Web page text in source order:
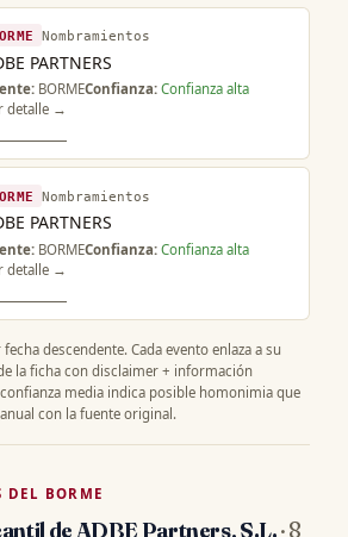
Nombramientos
PARTNERS
BORMEConfianza: Confianza alta
detalle →
Nombramientos
PARTNERS
BORMEConfianza: Confianza alta
detalle →
descendente. Cada evento enlaza a su
la ficha con disclaimer + información
media indica posible homonimia que
con la fuente original.
DEL BORME
de ADBE Partners, S.L.· 8